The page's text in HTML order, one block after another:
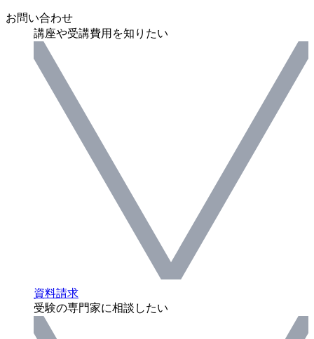
お問い合わせ
講座や受講費用を知りたい
資料請求
受験の専門家に相談したい